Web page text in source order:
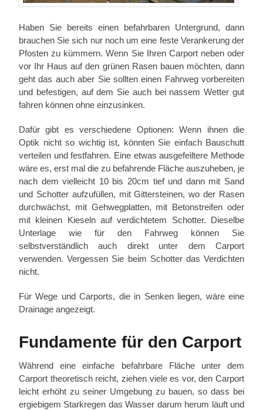
Haben Sie bereits einen befahrbaren Untergrund, dann
brauchen Sie sich nur noch um eine feste Verankerung der
Pfosten zu kümmern. Wenn Sie Ihren Carport neben oder
vor Ihr Haus auf den grünen Rasen bauen möchten, dann
geht das auch aber Sie sollten einen Fahrweg vorbereiten
und befestigen, auf dem Sie auch bei nassem Wetter gut
fahren können ohne einzusinken.
Dafür gibt es verschiedene Optionen: Wenn ihnen die
Optik nicht so wichtig ist, könnten Sie einfach Bauschutt
verteilen und festfahren. Eine etwas ausgefeiltere Methode
wäre es, erst mal die zu befahrende Fläche auszuheben, je
nach dem vielleicht 10 bis 20cm tief und dann mit Sand
und Schotter aufzufüllen, mit Gittersteinen, wo der Rasen
durchwächst, mit Gehwegplatten, mit Betonstreifen oder
mit kleinen Kieseln auf verdichtetem Schotter. Dieselbe
Unterlage wie für den Fahrweg können Sie
selbstverständlich auch direkt unter dem Carport
verwenden. Vergessen Sie beim Schotter das Verdichten
nicht.
Für Wege und Carports, die in Senken liegen, wäre eine
Drainage angezeigt.
Fundamente für den Carport
Während eine einfache befahrbare Fläche unter dem
Carport theoretisch reicht, ziehen viele es vor, den Carport
leicht erhöht zu seiner Umgebung zu bauen, so dass bei
ergiebigem Starkregen das Wasser darum herum läuft und